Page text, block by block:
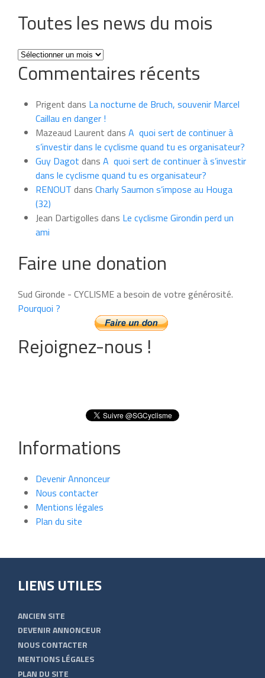
Toutes les news du mois
Toutes
les
news
mois
Commentaires récents
Prigent dans La nocturne de Bruch, souvenir Marcel
Caillau en danger !
Mazeaud Laurent dans A quoi sert de continuer à
s’investir dans le cyclisme quand tu es organisateur?
Guy Dagot dans A quoi sert de continuer à s’investir
dans le cyclisme quand tu es organisateur?
RENOUT dans Charly Saumon s’impose au Houga
(32)
Jean Dartigolles dans Le cyclisme Girondin perd un
ami
Faire une donation
Sud Gironde - CYCLISME a besoin de votre générosité.
Pourquoi ?
Rejoignez-nous !
Informations
Devenir Annonceur
Nous contacter
Mentions légales
Plan du site
LIENS UTILES
ANCIEN SITE
DEVENIR ANNONCEUR
NOUS CONTACTER
MENTIONS LÉGALES
PLAN DU SITE